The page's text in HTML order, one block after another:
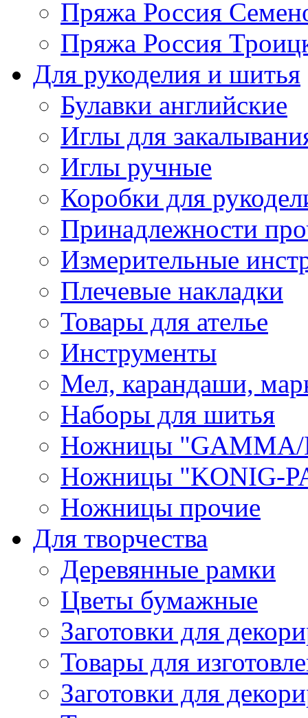
Пряжа Россия
Пряжа Россия
Для рукоделия и шитья
Булавки английские
Иглы для
Иглы ручные
Коробки для
Принадлежности
Измерительные
Плечевые накладки
Товары для ателье
Инструменты
Мел, карандаши,
Наборы для шитья
Ножницы "GAMMA/
Ножницы "KONIG-
Ножницы прочие
Для творчества
Деревянные рамки
Цветы бумажные
Заготовки для
Товары для
Заготовки для